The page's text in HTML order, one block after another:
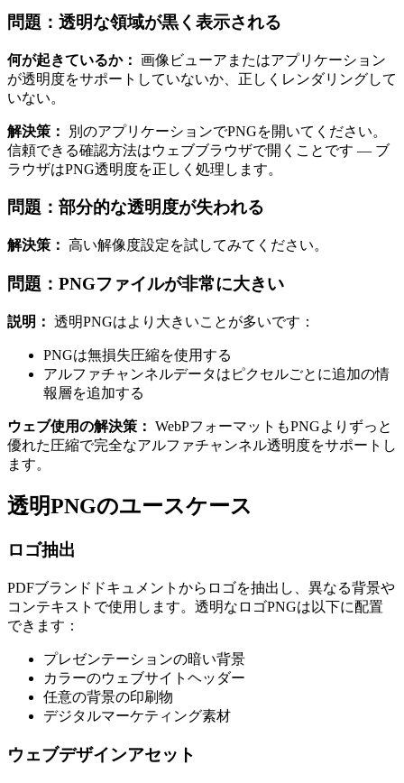
問題：透明な領域が黒く表示される
何が起きているか： 画像ビューアまたはアプリケーション
が透明度をサポートしていないか、正しくレンダリングして
いない。
解決策：
別のアプリケーションでPNGを開いてください。
信頼できる確認方法はウェブブラウザで開くことです — ブ
ラウザはPNG透明度を正しく処理します。
問題：部分的な透明度が失われる
解決策： 高い解像度設定を試してみてください。
問題：PNGファイルが非常に大きい
説明： 透明PNGはより大きいことが多いです：
PNGは無損失圧縮を使用する
アルファチャンネルデータはピクセルごとに追加の情
報層を追加する
ウェブ使用の解決策： WebPフォーマットもPNGよりずっと
優れた圧縮で完全なアルファチャンネル透明度をサポートし
ます。
透明PNGのユースケース
ロゴ抽出
PDFブランドドキュメントからロゴを抽出し、異なる背景や
コンテキストで使用します。透明なロゴPNGは以下に配置
できます：
プレゼンテーションの暗い背景
カラーのウェブサイトヘッダー
任意の背景の印刷物
デジタルマーケティング素材
ウェブデザインアセット